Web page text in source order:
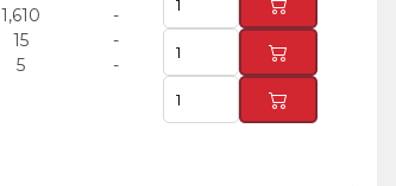
1,610
15
5
-
-
-